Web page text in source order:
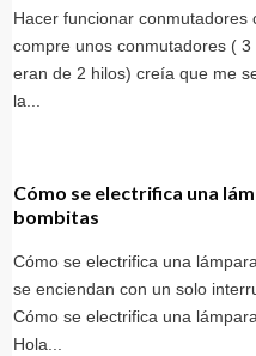
Hacer funcionar
compre unos conmutadores (
eran de 2 hilos) creía que me
la...
Cómo se electrifica una
bombitas
Cómo se electrifica una
se enciendan con un solo
Cómo se electrifica una
Hola...